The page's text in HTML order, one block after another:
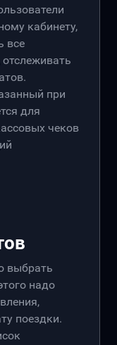
кабинету,
все
при
для
чеков
выбрать
надо
поездки.